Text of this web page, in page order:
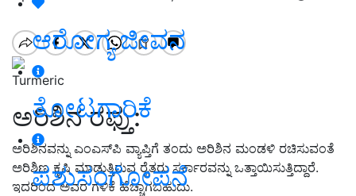
ಆರೋಗ್ಯ ಜೀವನ
ತೋಟಗಾರಿಕೆ
ಪಶುಸಂಗೋಪನೆ
Turmeric
ಅರಿಶಿನ ರಫ್ತು:
ಅರಿಶಿನವನ್ನು ಎಂಎಸ್‌ಪಿ ವ್ಯಾಪ್ತಿಗೆ ತಂದು ಅರಿಶಿನ ಮಂಡಳಿ ರಚಿಸುವಂತೆ
ಅರಿಶಿಣ ಕೃಷಿ ಮಾಡುತ್ತಿರುವ ರೈತರು ಸರ್ಕಾರವನ್ನು ಒತ್ತಾಯಿಸುತ್ತಿದ್ದಾರೆ.
ಇದರಿಂದ ಅವರ ಗಳಿಕೆ ಹೆಚ್ಚಾಗಬಹುದು.